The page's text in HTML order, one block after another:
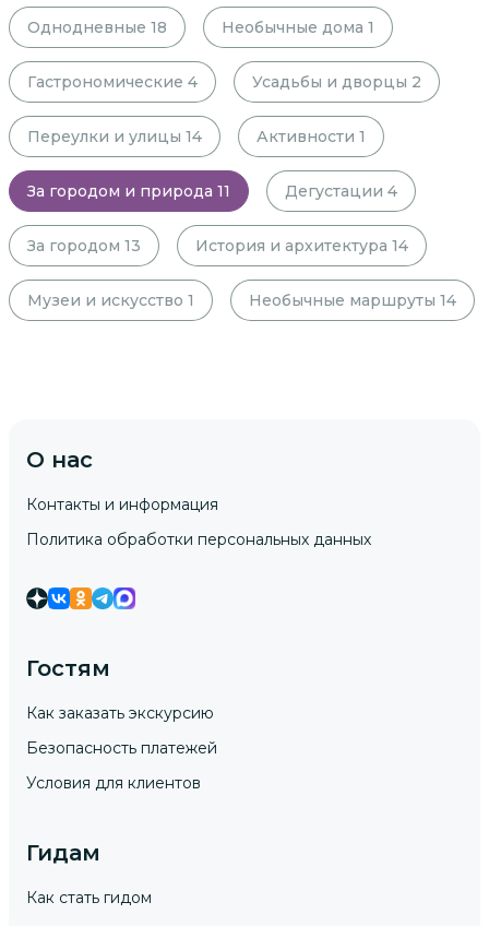
Однодневные 18 Необычные дома 1
Гастрономические 4 Усадьбы и дворцы 2
Переулки и улицы 14 Активности 1
За городом и природа 11 Дегустации 4
За городом 13 История и архитектура 14
Музеи и искусство 1 Необычные маршруты 14
О нас
Контакты и информация
Политика обработки персональных данных
Гостям
Как заказать экскурсию
Безопасность платежей
Условия для клиентов
Гидам
Как стать гидом